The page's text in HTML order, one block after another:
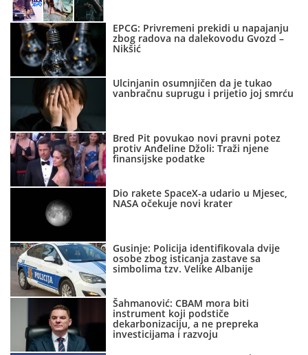
EPCG: Privremeni prekidi u napajanju
zbog radova na dalekovodu Gvozd –
Nikšić
Ulcinjanin osumnjičen da je tukao
vanbračnu suprugu i prijetio joj smrću
Bred Pit povukao novi pravni potez
protiv Anđeline Džoli: Traži njene
finansijske podatke
Dio rakete SpaceX-a udario u Mjesec,
NASA očekuje novi krater
Gusinje: Policija identifikovala dvije
osobe zbog isticanja zastave sa
simbolima tzv. Velike Albanije
Šahmanović: CBAM mora biti
instrument koji podstiče
dekarbonizaciju, a ne prepreka
investicijama i razvoju